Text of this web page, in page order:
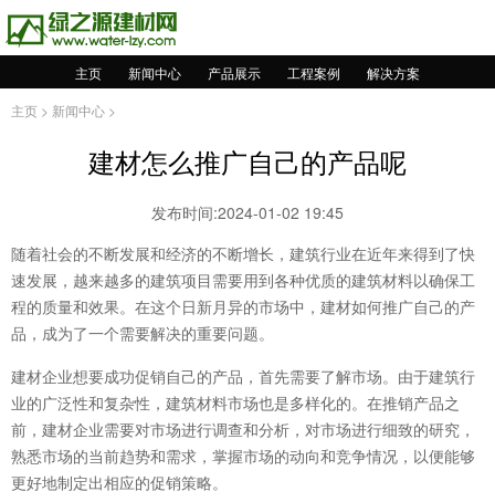
主页 新闻中心 产品展示 工程案例
解决方案
主页 > 新闻中心 >
建材怎么推广自己的产品呢
发布时间:2024-01-02 19:45
随着社会的不断发展和经济的不断增长，建筑行业在近年来得到了快
速发展，越来越多的建筑项目需要用到各种优质的建筑材料以确保工
程的质量和效果。在这个日新月异的市场中，建材如何推广自己的产
品，成为了一个需要解决的重要问题。
建材企业想要成功促销自己的产品，首先需要了解市场。由于建筑行
业的广泛性和复杂性，建筑材料市场也是多样化的。在推销产品之
前，建材企业需要对市场进行调查和分析，对市场进行细致的研究，
熟悉市场的当前趋势和需求，掌握市场的动向和竞争情况，以便能够
更好地制定出相应的促销策略。